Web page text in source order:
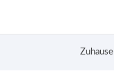
Zuhause